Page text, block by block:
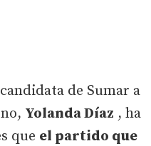
de Sumar a
Yolanda Díaz , ha
que el partido que